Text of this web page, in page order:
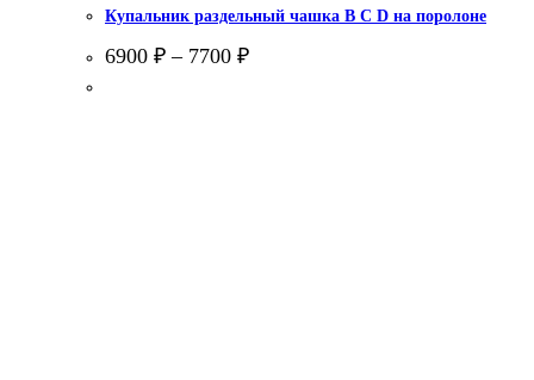
Купальник раздельный чашка В С D на поролоне
6900 ₽ – 7700 ₽